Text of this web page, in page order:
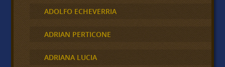
ADOLFO ECHEVERRIA
ADRIAN PERTICONE
ADRIANA LUCIA